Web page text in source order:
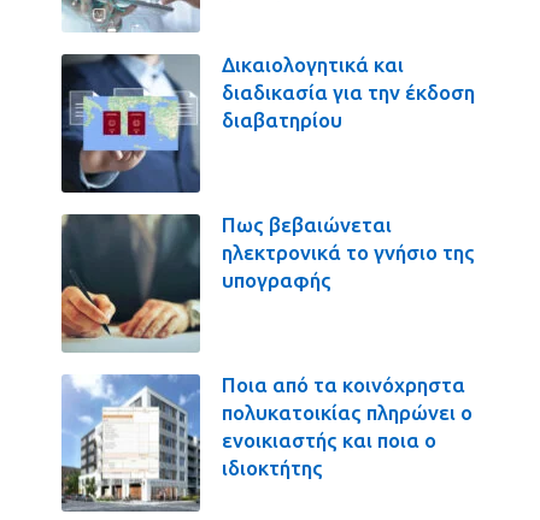
Δικαιολογητικά και
διαδικασία για την έκδοση
διαβατηρίου
Πως βεβαιώνεται
ηλεκτρονικά το γνήσιο της
υπογραφής
Ποια από τα κοινόχρηστα
πολυκατοικίας πληρώνει ο
ενοικιαστής και ποια ο
ιδιοκτήτης